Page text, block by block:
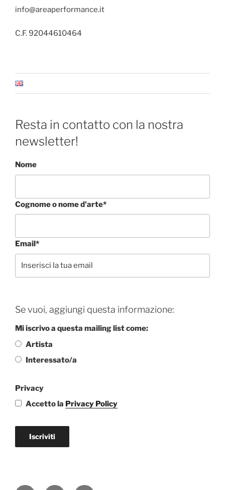
info@areaperformance.it
C.F. 92044610464
Resta in contatto con la nostra
newsletter!
Nome
Cognome o nome d'arte*
Email*
Se vuoi, aggiungi questa informazione:
Mi iscrivo a questa mailing list come:
Artista
Interessato/a
Privacy
Accetto la Privacy Policy
Iscriviti